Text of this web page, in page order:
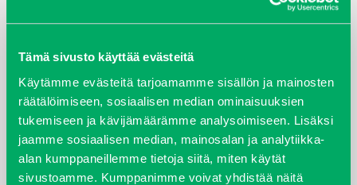
Tämä sivusto käyttää evästeitä
Käytämme evästeitä tarjoamamme sisällön ja mainosten
räätälöimiseen, sosiaalisen median ominaisuuksien
tukemiseen ja kävijämäärämme analysoimiseen. Lisäksi
jaamme sosiaalisen median, mainosalan ja analytiikka-
alan kumppaneillemme tietoja siitä, miten käytät
sivustoamme. Kumppanimme voivat yhdistää näitä
syyskuu 2023
joulukuu 2022
huhtikuu 2022